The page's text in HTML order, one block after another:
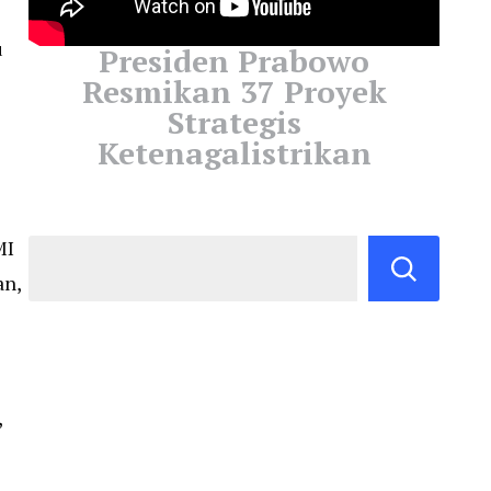
Presiden Prabowo
Resmikan 37 Proyek
Strategis
Ketenagalistrikan